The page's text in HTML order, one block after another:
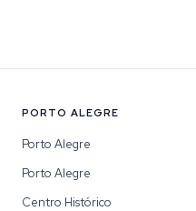
PORTO ALEGRE
Porto Alegre
Porto Alegre
Centro Histórico